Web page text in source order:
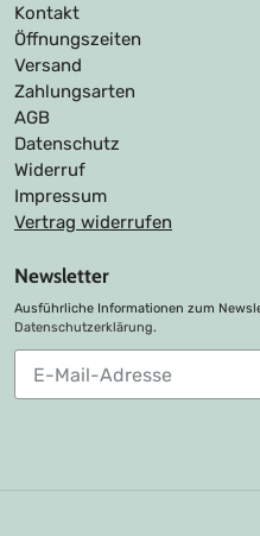
Kontakt
Öffnungszeiten
Versand
Zahlungsarten
AGB
Datenschutz
Widerruf
Impressum
Vertrag widerrufen
Newsletter
Ausführliche Informationen zum
Datenschutzerklärung.
unsere